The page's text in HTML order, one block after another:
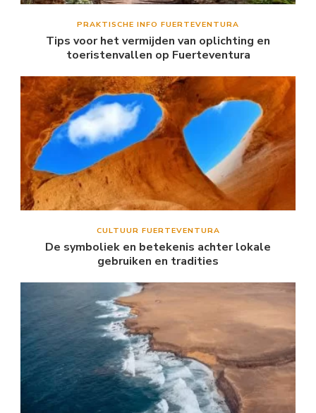
PRAKTISCHE INFO FUERTEVENTURA
Tips voor het vermijden van oplichting en
toeristenvallen op Fuerteventura
CULTUUR FUERTEVENTURA
De symboliek en betekenis achter lokale
gebruiken en tradities